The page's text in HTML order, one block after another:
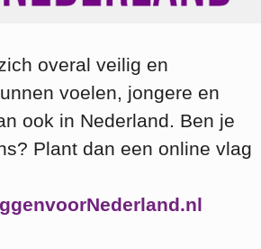
overal veilig en
voelen, jongere en
ook in Nederland. Ben je
Plant dan een online vlag